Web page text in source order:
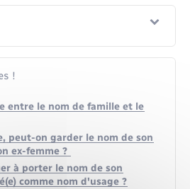
!
entre le nom de famille et le
peut-on garder le nom de son
ex-femme ?
à porter le nom de son
comme nom d'usage ?